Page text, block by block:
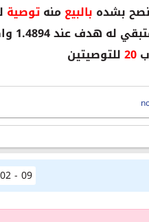
بالبيعمنهتوصية
20للتوصيتين
09 - 02 - 2017,